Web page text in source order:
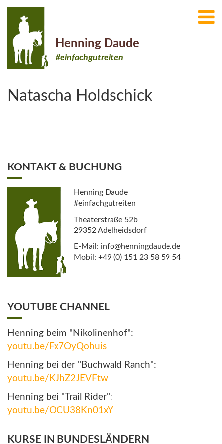
Henning Daude
#einfachgutreiten
Natascha Holdschick
KONTAKT & BUCHUNG
Henning Daude
#einfachgutreiten
Theaterstraße 52b
29352 Adelheidsdorf
E-Mail: info@henningdaude.de
Mobil: +49 (0) 151 23 58 59 54
YOUTUBE CHANNEL
Henning beim "Nikolinenhof":
youtu.be/Fx7OyQohuis
Henning bei der "Buchwald Ranch":
youtu.be/KJhZ2JEVFtw
Henning bei "Trail Rider":
youtu.be/OCU38Kn01xY
KURSE IN BUNDESLÄNDERN